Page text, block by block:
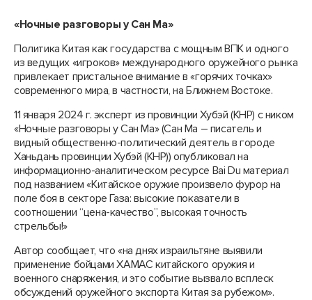
«Ночные разговоры у Сан Ма»
Политика Китая как государства с мощным ВПК и одного
из ведущих «игроков» международного оружейного рынка
привлекает пристальное внимание в «горячих точках»
современного мира, в частности, на Ближнем Востоке.
11 января 2024 г. эксперт из провинции Хубэй (КНР) с ником
«Ночные разговоры у Сан Ма» (Сан Ма – писатель и
видный общественно-политический деятель в городе
Ханьдань провинции Хубэй (КНР)) опубликовал на
информационно-аналитическом ресурсе Bai Du материал
под названием «Китайское оружие произвело фурор на
поле боя в секторе Газа: высокие показатели в
соотношении “цена-качество”, высокая точность
стрельбы!»
Автор сообщает, что «на днях израильтяне выявили
применение бойцами ХАМАС китайского оружия и
военного снаряжения, и это событие вызвало всплеск
обсуждений оружейного экспорта Китая за рубежом».